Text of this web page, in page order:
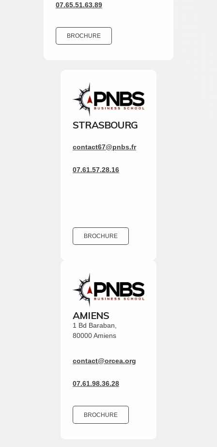
07.65.51.63.89
BROCHURE
STRASBOURG
contact67@pnbs.fr
07.61.57.28.16
BROCHURE
AMIENS
1 Bd Baraban,
80000 Amiens
contact@orcea.org
07.61.98.36.28
BROCHURE